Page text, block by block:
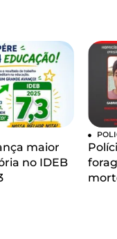
maior
no IDEB